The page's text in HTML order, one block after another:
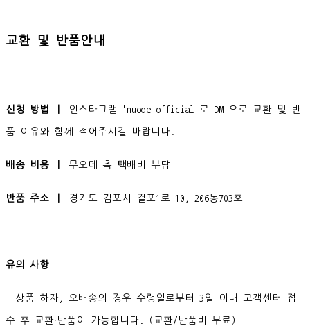
교환 및 반품안내
신청 방법 ㅣ 인스타그램 'muode_official'로 DM 으로 교환 및 반
품 이유와 함께 적어주시길 바랍니다.
배송 비용 ㅣ 무오데 측 택배비 부담
반품 주소 ㅣ 경기도 김포시 걸포1로 10, 206동703호
유의 사항
- 상품 하자, 오배송의 경우 수령일로부터 3일 이내 고객센터 접
수 후 교환∙반품이 가능합니다. (교환/반품비 무료)